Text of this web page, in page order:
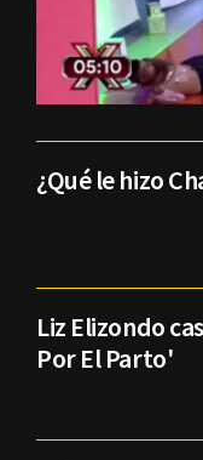
¿Qué le hizo
Liz Elizondo
Por El Parto'